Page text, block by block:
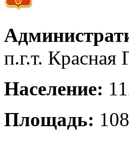
п.г.т. Красная
Население:
Площадь: